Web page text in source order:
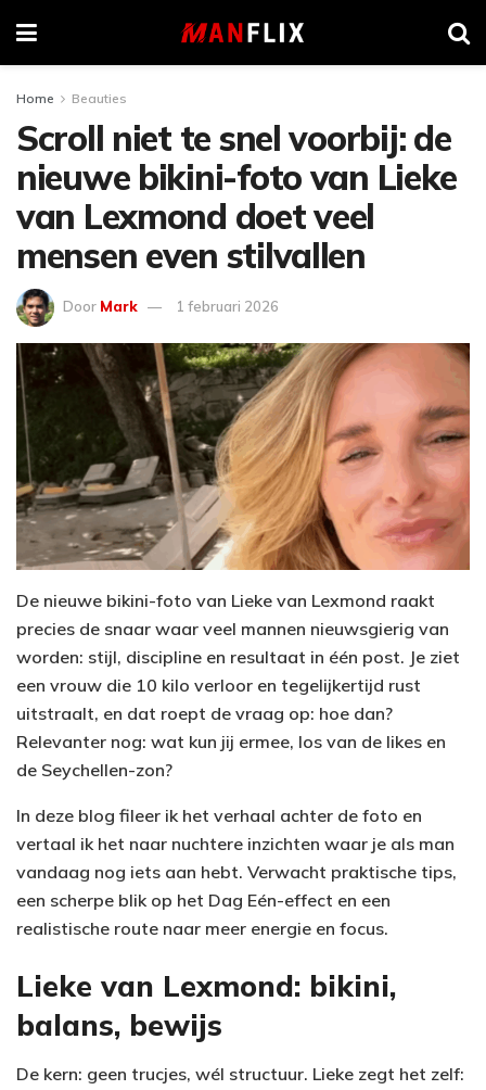
Home Beauties
Scroll niet te snel voorbij: de
nieuwe bikini-foto van Lieke
van Lexmond doet veel
mensen even stilvallen
Door Mark 1 februari 2026
De nieuwe bikini-foto van Lieke van Lexmond raakt
precies de snaar waar veel mannen nieuwsgierig van
worden: stijl, discipline en resultaat in één post. Je ziet
een vrouw die 10 kilo verloor en tegelijkertijd rust
uitstraalt, en dat roept de vraag op: hoe dan?
Relevanter nog: wat kun jij ermee, los van de likes en
de Seychellen-zon?
In deze blog fileer ik het verhaal achter de foto en
vertaal ik het naar nuchtere inzichten waar je als man
vandaag nog iets aan hebt. Verwacht praktische tips,
een scherpe blik op het Dag Eén-effect en een
realistische route naar meer energie en focus.
Lieke van Lexmond: bikini,
balans, bewijs
De kern: geen trucjes, wél structuur. Lieke zegt het zelf: